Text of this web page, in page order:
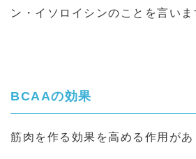
ン・イソロイシンのことを言いま
BCAAの効果
筋肉を作る効果を高める作用があ